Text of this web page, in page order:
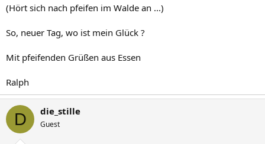
(Hört sich nach pfeifen im Walde an ...)
So, neuer Tag, wo ist mein Glück ?
Mit pfeifenden Grüßen aus Essen
Ralph
D die_stille
Guest